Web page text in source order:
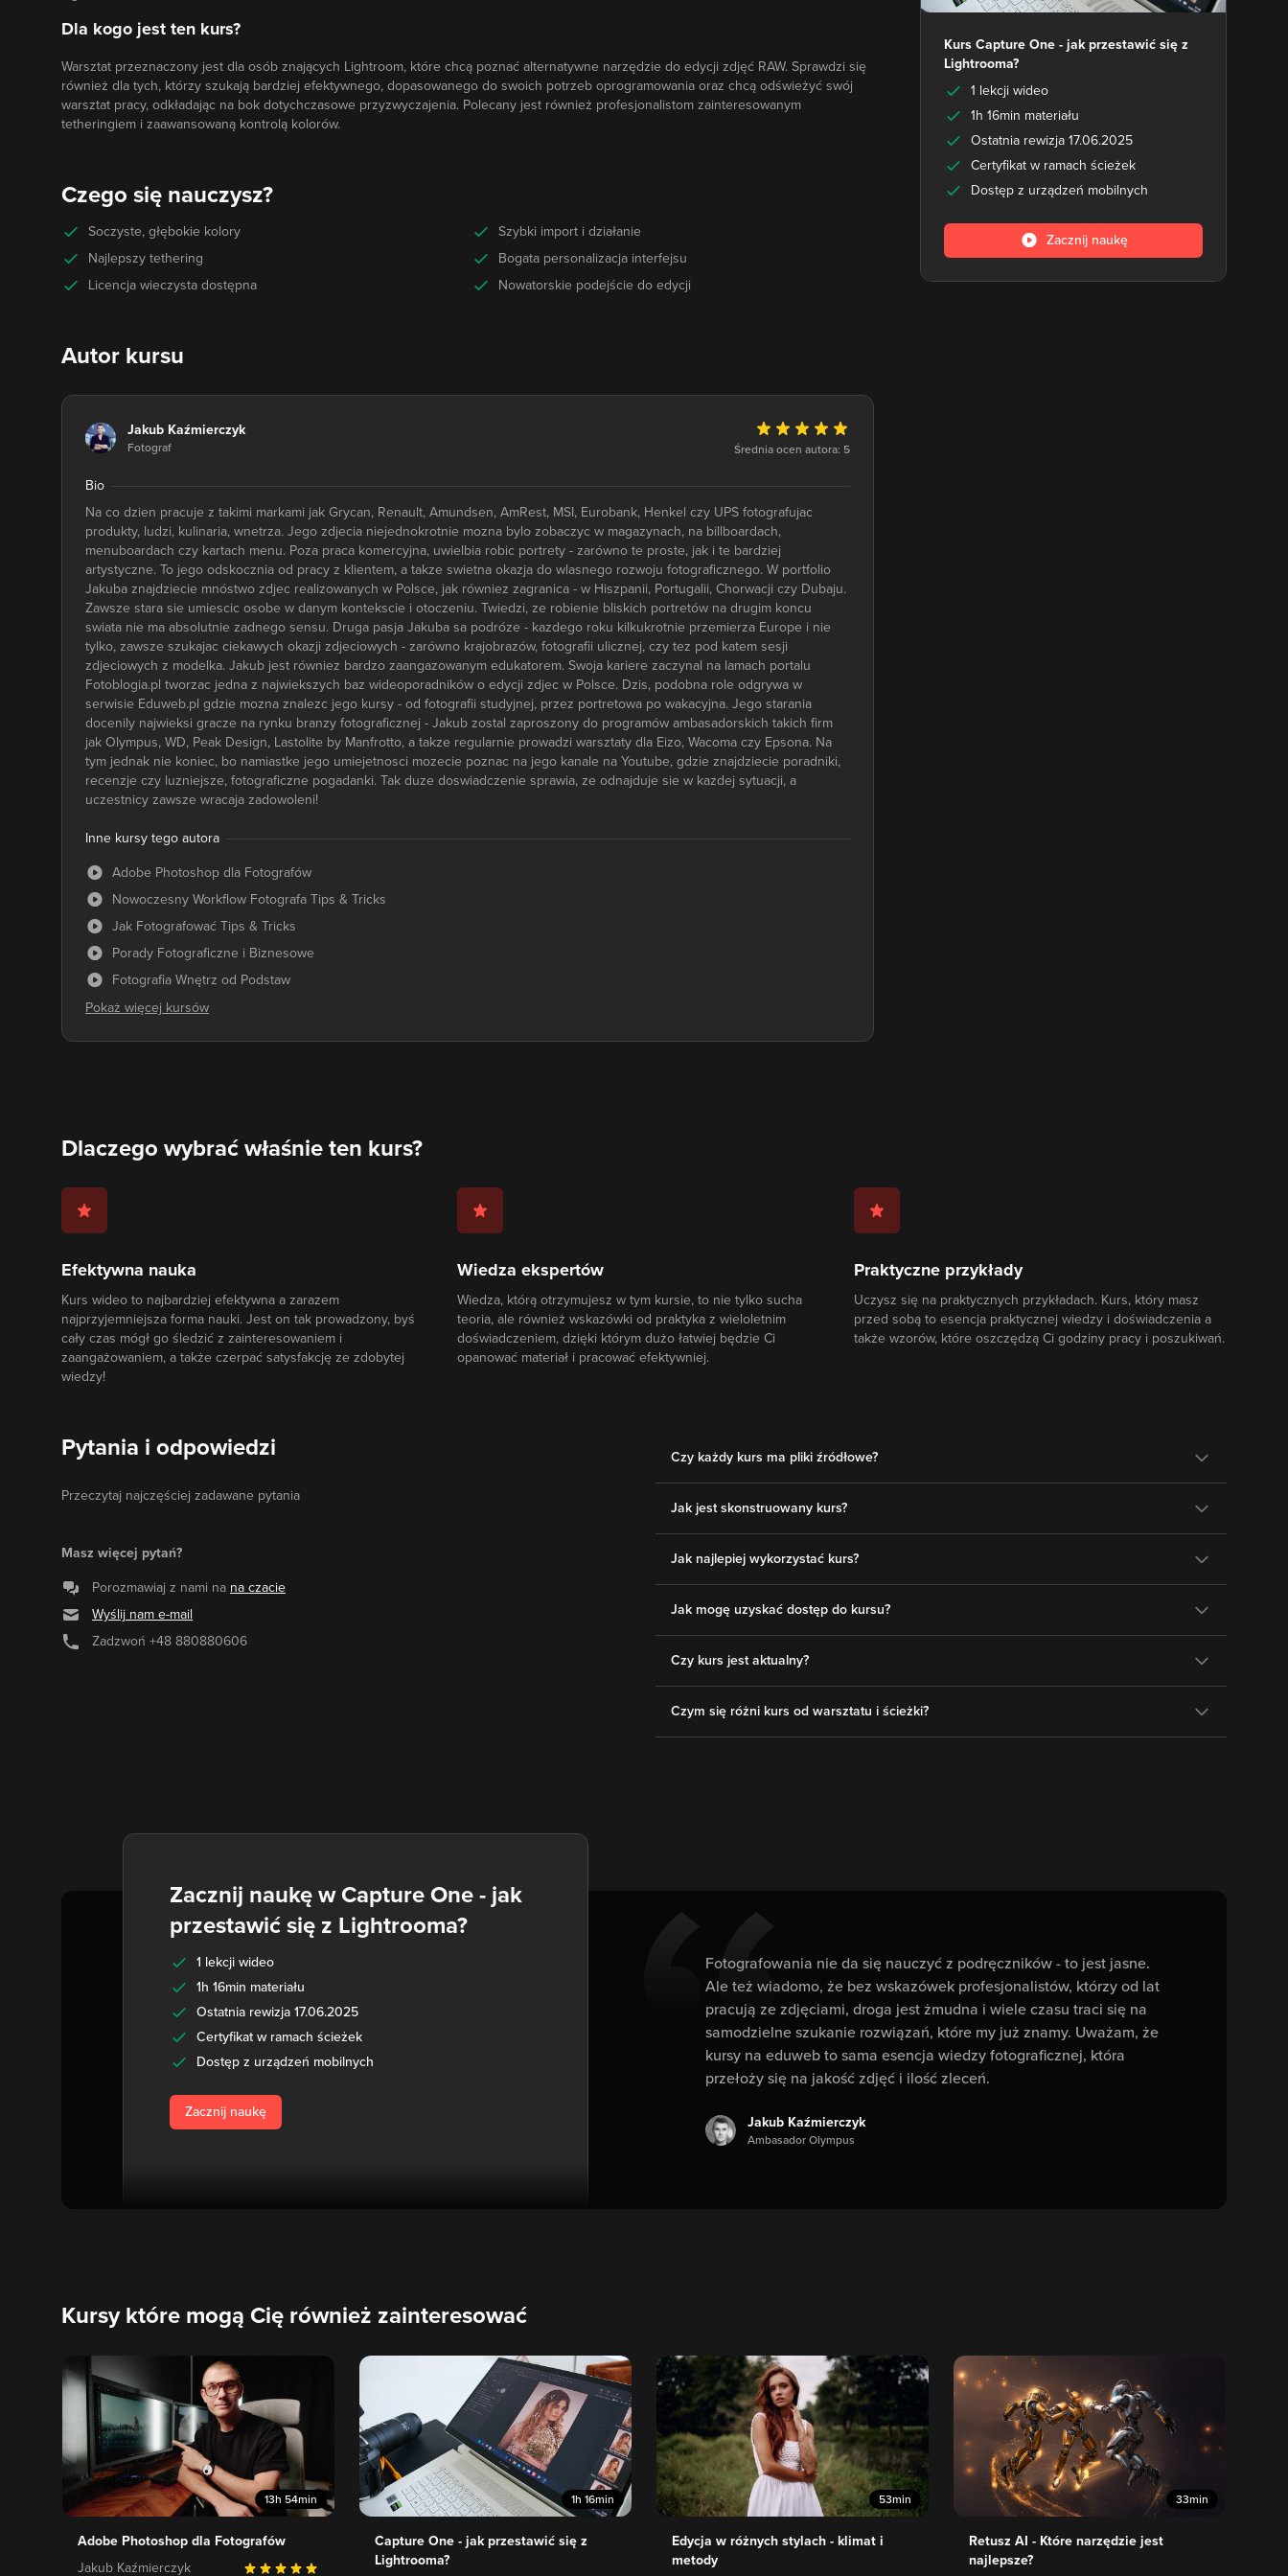
Dla kogo jest ten kurs?
Warsztat przeznaczony jest dla osób znających Lightroom, które chcą poznać alternatywne narzędzie do edycji zdjęć RAW. Sprawdzi się
również dla tych, którzy szukają bardziej efektywnego, dopasowanego do swoich potrzeb oprogramowania oraz chcą odświeżyć swój
warsztat pracy, odkładając na bok dotychczasowe przyzwyczajenia. Polecany jest również profesjonalistom zainteresowanym
tetheringiem i zaawansowaną kontrolą kolorów.
Czego się nauczysz?
Soczyste, głębokie kolory
Szybki import i działanie
Najlepszy tethering
Bogata personalizacja interfejsu
Licencja wieczysta dostępna
Nowatorskie podejście do edycji
Autor kursu
Jakub Kaźmierczyk
Fotograf Średnia ocen autora: 5
Bio
Na co dzien pracuje z takimi markami jak Grycan, Renault, Amundsen, AmRest, MSI, Eurobank, Henkel czy UPS fotografujac
produkty, ludzi, kulinaria, wnetrza. Jego zdjecia niejednokrotnie mozna bylo zobaczyc w magazynach, na billboardach,
menuboardach czy kartach menu. Poza praca komercyjna, uwielbia robic portrety - zarówno te proste, jak i te bardziej
artystyczne. To jego odskocznia od pracy z klientem, a takze swietna okazja do wlasnego rozwoju fotograficznego. W portfolio
Jakuba znajdziecie mnóstwo zdjec realizowanych w Polsce, jak równiez zagranica - w Hiszpanii, Portugalii, Chorwacji czy Dubaju.
Zawsze stara sie umiescic osobe w danym kontekscie i otoczeniu. Twiedzi, ze robienie bliskich portretów na drugim koncu
swiata nie ma absolutnie zadnego sensu. Druga pasja Jakuba sa podróze - kazdego roku kilkukrotnie przemierza Europe i nie
tylko, zawsze szukajac ciekawych okazji zdjeciowych - zarówno krajobrazów, fotografii ulicznej, czy tez pod katem sesji
zdjeciowych z modelka. Jakub jest równiez bardzo zaangazowanym edukatorem. Swoja kariere zaczynal na lamach portalu
Fotoblogia.pl tworzac jedna z najwiekszych baz wideoporadników o edycji zdjec w Polsce. Dzis, podobna role odgrywa w
serwisie Eduweb.pl gdzie mozna znalezc jego kursy - od fotografii studyjnej, przez portretowa po wakacyjna. Jego starania
docenily najwieksi gracze na rynku branzy fotograficznej - Jakub zostal zaproszony do programów ambasadorskich takich firm
jak Olympus, WD, Peak Design, Lastolite by Manfrotto, a takze regularnie prowadzi warsztaty dla Eizo, Wacoma czy Epsona. Na
tym jednak nie koniec, bo namiastke jego umiejetnosci mozecie poznac na jego kanale na Youtube, gdzie znajdziecie poradniki,
recenzje czy luzniejsze, fotograficzne pogadanki. Tak duze doswiadczenie sprawia, ze odnajduje sie w kazdej sytuacji, a
uczestnicy zawsze wracaja zadowoleni!
Inne kursy tego autora
Adobe Photoshop dla Fotografów
Nowoczesny Workflow Fotografa Tips & Tricks
Jak Fotografować Tips & Tricks
Porady Fotograficzne i Biznesowe
Fotografia Wnętrz od Podstaw
Kurs Capture One - jak przestawić się z
Lightrooma?
1 lekcji wideo
1h 16min materiału
Ostatnia rewizja 17.06.2025
Certyfikat w ramach ścieżek
Dostęp z urządzeń mobilnych
Zacznij naukę
Dlaczego wybrać właśnie ten kurs?
Efektywna nauka
Kurs wideo to najbardziej efektywna a zarazem
najprzyjemniejsza forma nauki. Jest on tak prowadzony, byś
cały czas mógł go śledzić z zainteresowaniem i
zaangażowaniem, a także czerpać satysfakcję ze zdobytej
wiedzy!
Wiedza ekspertów
Wiedza, którą otrzymujesz w tym kursie, to nie tylko sucha
teoria, ale również wskazówki od praktyka z wieloletnim
doświadczeniem, dzięki którym dużo łatwiej będzie Ci
opanować materiał i pracować efektywniej.
Praktyczne przykłady
Uczysz się na praktycznych przykładach. Kurs, który masz
przed sobą to esencja praktycznej wiedzy i doświadczenia a
także wzorów, które oszczędzą Ci godziny pracy i poszukiwań.
Pytania i odpowiedzi
Przeczytaj najczęściej zadawane pytania
Masz więcej pytań?
Porozmawiaj z nami na na czacie
Wyślij nam e-mail
Zadzwoń +48 880880606
Czy każdy kurs ma pliki źródłowe?
Jak jest skonstruowany kurs?
Jak najlepiej wykorzystać kurs?
Jak mogę uzyskać dostęp do kursu?
Czy kurs jest aktualny?
Czym się różni kurs od warsztatu i ścieżki?
Fotografowania nie da się nauczyć z podręczników - to jest jasne.
Ale też wiadomo, że bez wskazówek profesjonalistów, którzy od lat
pracują ze zdjęciami, droga jest żmudna i wiele czasu traci się na
samodzielne szukanie rozwiązań, które my już znamy. Uważam, że
kursy na eduweb to sama esencja wiedzy fotograficznej, która
przełoży się na jakość zdjęć i ilość zleceń.
Jakub Kaźmierczyk
Ambasador Olympus
Zacznij naukę w Capture One - jak
przestawić się z Lightrooma?
1 lekcji wideo
1h 16min materiału
Ostatnia rewizja 17.06.2025
Certyfikat w ramach ścieżek
Dostęp z urządzeń mobilnych
Zacznij naukę
Kursy które mogą Cię również zainteresować
13h 54min
Adobe Photoshop dla Fotografów
Jakub Kaźmierczyk
1h 16min
Capture One - jak przestawić się z
Lightrooma?
53min
Edycja w różnych stylach - klimat i
metody
33min
Retusz AI - Które narzędzie jest
najlepsze?